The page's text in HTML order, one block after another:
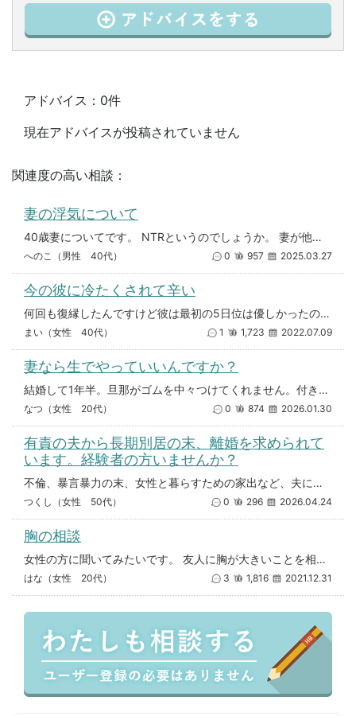
アドバイス：0件
現在アドバイスが投稿されていません
関連度の高い相談：
妻の浮気について
40歳妻についてです。 NTRというのでしょうか。 妻が他の男性と行為をすることに興味を持ってしまいました。 妻は元々私
へのこ（男性 40代） 0 957 2025.03.27
今の彼に冷たくされて辛い
何回も復縁したんですけど彼は最初の5日位は優しかったのにいつの間にか冷たくされてます。（元々何を考えてるか分からない人）
まい（女性 40代） 1 1,723 2022.07.09
妻なら生でやっていいんですか？
結婚して1年半。旦那がゴムを中々つけてくれません。付き合ってた時はしてくれたのに、しれっと生でやったりしてます。怒っても
なつ（女性 20代） 0 874 2026.01.30
有責の夫から長期別居の末、離婚を求められて
います。経験者の方いませんか？
不倫、暴言暴力の末、女性と暮らすための家出など、夫に（有責）があって別居が始まりました。 私は今日まで、夫の身勝手
つくし（女性 50代） 0 296 2026.04.24
胸の相談
女性の方に聞いてみたいです。 友人に胸が大きいことを相談したら嫌みだからと怒らせてしまいました。 肩は凝るし、ジロジロみ
はな（女性 20代） 3 1,816 2021.12.31